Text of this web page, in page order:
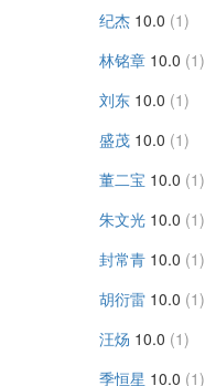
纪杰 10.0 (1)
林铭章 10.0 (1)
刘东 10.0 (1)
盛茂 10.0 (1)
董二宝 10.0 (1)
朱文光 10.0 (1)
封常青 10.0 (1)
胡衍雷 10.0 (1)
汪炀 10.0 (1)
季恒星 10.0 (1)